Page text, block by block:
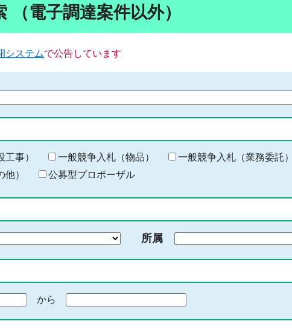
（電子調達案件以外）
システムで公告しています
事） 一般競争入札（物品）
一般競争入札（業務委託）
）
公募型プロポーザル
所属
から